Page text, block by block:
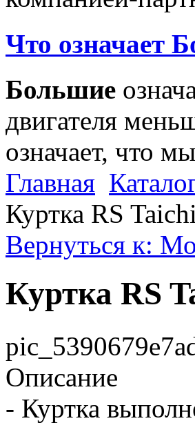
Что означает
Большие
двигателя
означает, что
Главная
Куртка RS
Вернуться к:
Куртка RS
Описание
- Куртка